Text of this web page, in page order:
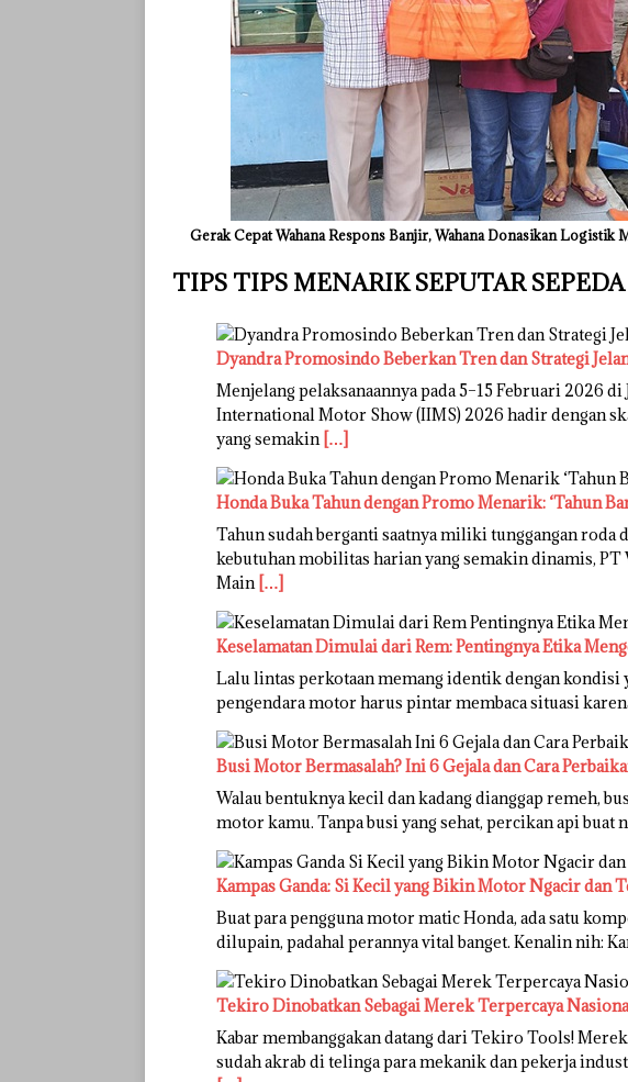
Gerak Cepat Wahana Respons Banjir, Wahana Donasikan Logistik
TIPS TIPS MENARIK SEPUTAR
Dyandra Promosindo Beberkan Tren dan Strategi
Menjelang pelaksanaannya pada 5–15 Februari 2026
International Motor Show (IIMS) 2026 hadir dengan
yang semakin […]
Honda Buka Tahun dengan Promo Menarik: ‘Tahun
Tahun sudah berganti saatnya miliki tunggangan roda
kebutuhan mobilitas harian yang semakin dinamis, PT
Main […]
Keselamatan Dimulai dari Rem: Pentingnya Etika
Lalu lintas perkotaan memang identik dengan kondisi
pengendara motor harus pintar membaca situasi
Busi Motor Bermasalah? Ini 6 Gejala dan Cara
Walau bentuknya kecil dan kadang dianggap remeh,
motor kamu. Tanpa busi yang sehat, percikan api buat
Kampas Ganda: Si Kecil yang Bikin Motor Ngacir dan
Buat para pengguna motor matic Honda, ada satu
dilupain, padahal perannya vital banget. Kenalin nih:
Tekiro Dinobatkan Sebagai Merek Terpercaya
Kabar membanggakan datang dari Tekiro Tools!
sudah akrab di telinga para mekanik dan pekerja